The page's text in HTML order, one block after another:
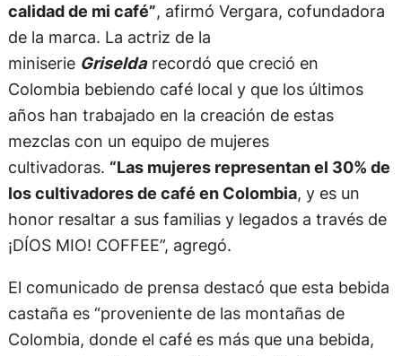
calidad de mi café”, afirmó Vergara, cofundadora
de la marca. La actriz de la
miniserie Griseldarecordó que creció en
Colombia bebiendo café local y que los últimos
años han trabajado en la creación de estas
mezclas con un equipo de mujeres
cultivadoras. “Las mujeres representan el 30% de
los cultivadores de café en Colombia, y es un
honor resaltar a sus familias y legados a través de
¡DÍOS MIO! COFFEE”, agregó.
El comunicado de prensa destacó que esta bebida
castaña es “proveniente de las montañas de
Colombia, donde el café es más que una bebida,